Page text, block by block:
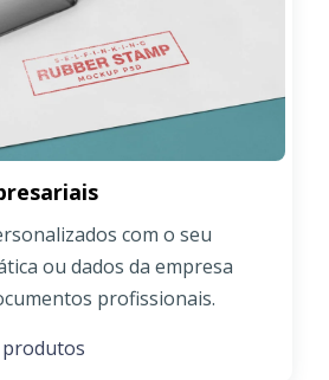
com o seu
ou dados da empresa
profissionais.
produtos